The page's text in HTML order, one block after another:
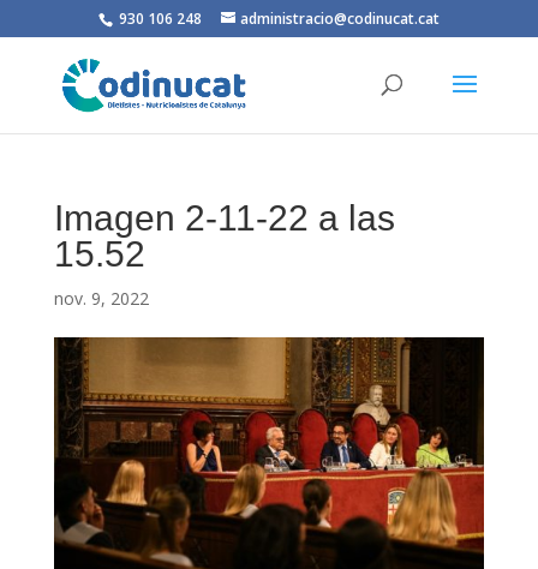
930 106 248 administracio@codinucat.cat
Imagen 2-11-22 a las
15.52
nov. 9, 2022